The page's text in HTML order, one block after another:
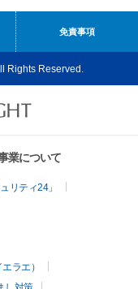
免責事項
Rights Reserved.
業について
リティ24」
ラエ）